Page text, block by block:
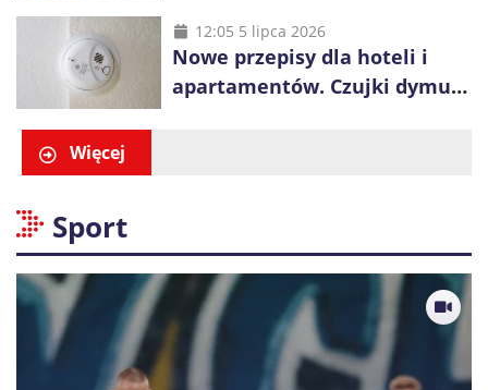
konkurencji
12:05 5 lipca 2026
Nowe przepisy dla hoteli i
apartamentów. Czujki dymu
Więcej
Sport